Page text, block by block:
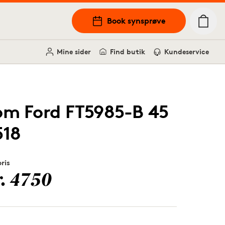
Book synsprøve
Mine sider Find butik Kundeservice
Ford FT5985-B 45
4750